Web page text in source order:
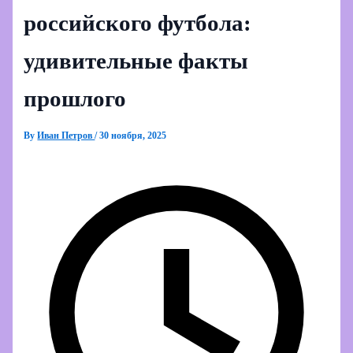
российского футбола:
удивительные факты
прошлого
ByИван Петров/30 ноября, 2025